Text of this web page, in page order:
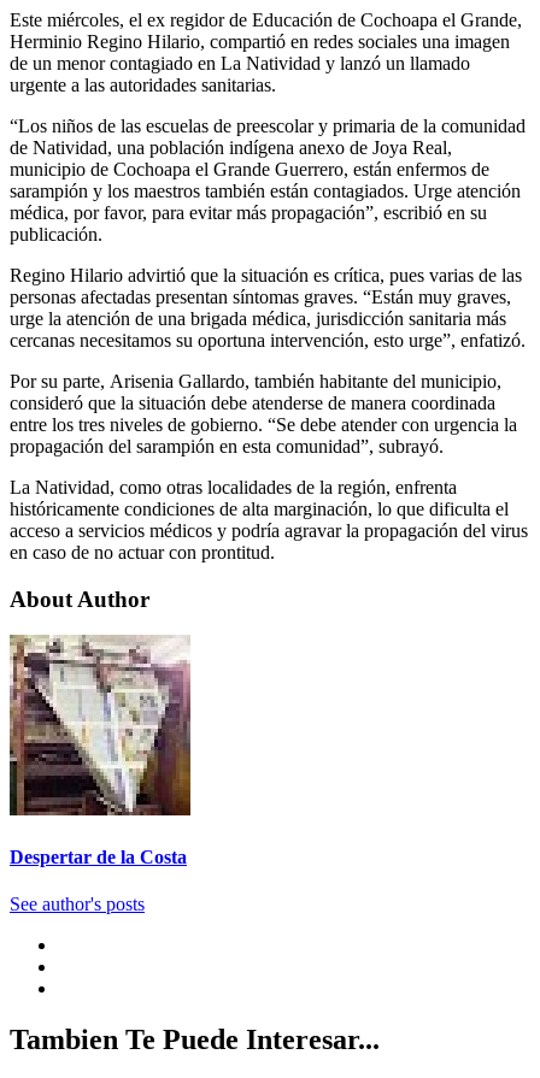
Este miércoles, el ex regidor de Educación de Cochoapa el Grande,
Herminio Regino Hilario, compartió en redes sociales una imagen
de un menor contagiado en La Natividad y lanzó un llamado
urgente a las autoridades sanitarias.
“Los niños de las escuelas de preescolar y primaria de la comunidad
de Natividad, una población indígena anexo de Joya Real,
municipio de Cochoapa el Grande Guerrero, están enfermos de
sarampión y los maestros también están contagiados. Urge atención
médica, por favor, para evitar más propagación”, escribió en su
publicación.
Regino Hilario advirtió que la situación es crítica, pues varias de las
personas afectadas presentan síntomas graves. “Están muy graves,
urge la atención de una brigada médica, jurisdicción sanitaria más
cercanas necesitamos su oportuna intervención, esto urge”, enfatizó.
Por su parte, Arisenia Gallardo, también habitante del municipio,
consideró que la situación debe atenderse de manera coordinada
entre los tres niveles de gobierno. “Se debe atender con urgencia la
propagación del sarampión en esta comunidad”, subrayó.
La Natividad, como otras localidades de la región, enfrenta
históricamente condiciones de alta marginación, lo que dificulta el
acceso a servicios médicos y podría agravar la propagación del virus
en caso de no actuar con prontitud.
About Author
Despertar de la Costa
See author's posts
Tambien Te Puede Interesar...